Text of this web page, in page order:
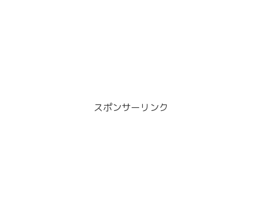
スポンサーリンク